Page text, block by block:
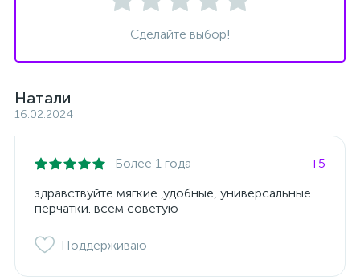
Сделайте выбор!
Натали
16.02.2024
Более 1 года
+5
здравствуйте мягкие ,удобные, универсальные
перчатки. всем советую
Поддерживаю